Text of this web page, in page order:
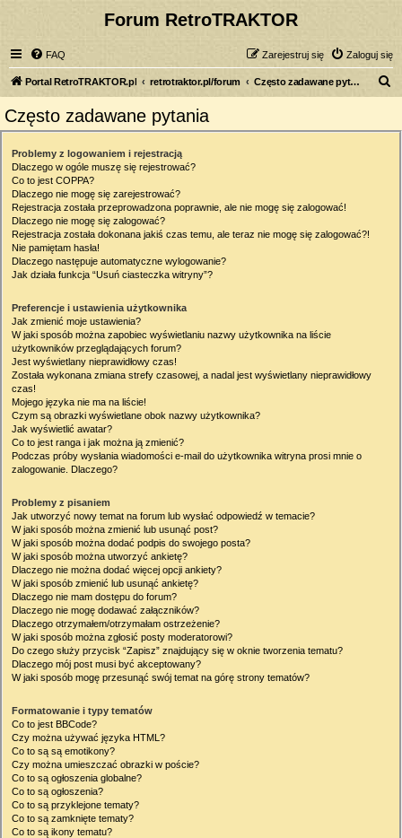
Forum RetroTRAKTOR
FAQ Zaloguj się
Zarejestruj się
Portal RetroTRAKTOR.pl retrotraktor.pl/forum Często zadawane pytania
Często zadawane pytania
Problemy z logowaniem i rejestracją
Dlaczego w ogóle muszę się rejestrować?
Co to jest COPPA?
Dlaczego nie mogę się zarejestrować?
Rejestracja została przeprowadzona poprawnie, ale nie mogę się zalogować!
Dlaczego nie mogę się zalogować?
Rejestracja została dokonana jakiś czas temu, ale teraz nie mogę się zalogować?!
Nie pamiętam hasła!
Dlaczego następuje automatyczne wylogowanie?
Jak działa funkcja “Usuń ciasteczka witryny”?
Preferencje i ustawienia użytkownika
Jak zmienić moje ustawienia?
W jaki sposób można zapobiec wyświetlaniu nazwy użytkownika na liście
użytkowników przeglądających forum?
Jest wyświetlany nieprawidłowy czas!
Została wykonana zmiana strefy czasowej, a nadal jest wyświetlany nieprawidłowy
czas!
Mojego języka nie ma na liście!
Czym są obrazki wyświetlane obok nazwy użytkownika?
Jak wyświetlić awatar?
Co to jest ranga i jak można ją zmienić?
Podczas próby wysłania wiadomości e-mail do użytkownika witryna prosi mnie o
zalogowanie. Dlaczego?
Problemy z pisaniem
Jak utworzyć nowy temat na forum lub wysłać odpowiedź w temacie?
W jaki sposób można zmienić lub usunąć post?
W jaki sposób można dodać podpis do swojego posta?
W jaki sposób można utworzyć ankietę?
Dlaczego nie można dodać więcej opcji ankiety?
W jaki sposób zmienić lub usunąć ankietę?
Dlaczego nie mam dostępu do forum?
Dlaczego nie mogę dodawać załączników?
Dlaczego otrzymałem/otrzymałam ostrzeżenie?
W jaki sposób można zgłosić posty moderatorowi?
Do czego służy przycisk “Zapisz” znajdujący się w oknie tworzenia tematu?
Dlaczego mój post musi być akceptowany?
W jaki sposób mogę przesunąć swój temat na górę strony tematów?
Formatowanie i typy tematów
Co to jest BBCode?
Czy można używać języka HTML?
Co to są są emotikony?
Czy można umieszczać obrazki w poście?
Co to są ogłoszenia globalne?
Co to są ogłoszenia?
Co to są przyklejone tematy?
Co to są zamknięte tematy?
Co to są ikony tematu?